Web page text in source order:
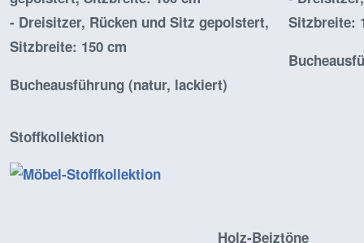
- Dreisitzer, Rücken und Sitz gepolstert,
Sitzbreite: 150 cm
Bucheausführung (natur, lackiert)
Sitzbreite:
Stoffkollektion
Holz-Beiztöne